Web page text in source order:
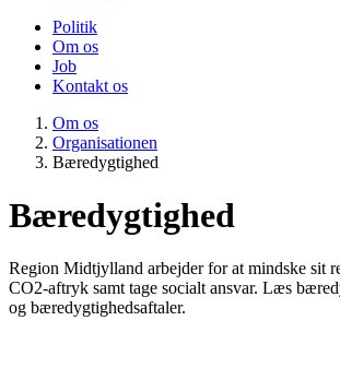
Politik
Om os
Job
Kontakt os
Om os
Organisationen
Bæredygtighed
Bæredygtighed
Region Midtjylland arbejder for at mindske sit
CO2-aftryk samt tage socialt ansvar. Læs
og bæredygtighedsaftaler.